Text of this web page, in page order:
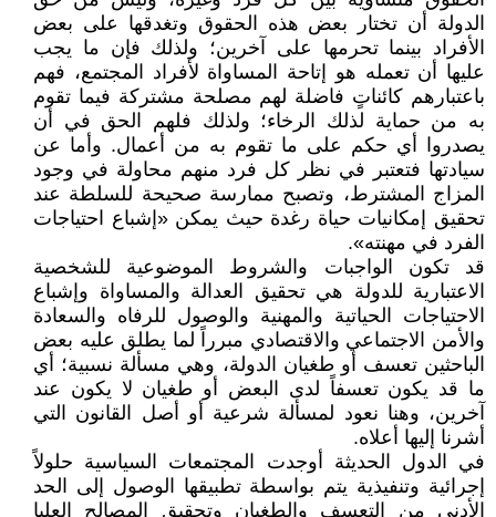
الدولة أن تختار بعض هذه الحقوق وتغدقها على بعض
الأفراد بينما تحرمها على آخرين؛ ولذلك فإن ما يجب
عليها أن تعمله هو إتاحة المساواة لأفراد المجتمع، فهم
باعتبارهم كائناتٍ فاضلة لهم مصلحة مشتركة فيما تقوم
به من حماية لذلك الرخاء؛ ولذلك فلهم الحق في أن
يصدروا أي حكم على ما تقوم به من أعمال. وأما عن
سيادتها فتعتبر في نظر كل فرد منهم محاولة في وجود
المزاج المشترط، وتصبح ممارسة صحيحة للسلطة عند
تحقيق إمكانيات حياة رغدة حيث يمكن «إشباع احتياجات
الفرد في مهنته».
قد تكون الواجبات والشروط الموضوعية للشخصية
الاعتبارية للدولة هي تحقيق العدالة والمساواة وإشباع
الاحتياجات الحياتية والمهنية والوصول للرفاه والسعادة
والأمن الاجتماعي والاقتصادي مبرراً لما يطلق عليه بعض
الباحثين تعسف أو طغيان الدولة، وهي مسألة نسبية؛ أي
ما قد يكون تعسفاً لدى البعض أو طغيان لا يكون عند
آخرين، وهنا نعود لمسألة شرعية أو أصل القانون التي
أشرنا إليها أعلاه.
في الدول الحديثة أوجدت المجتمعات السياسية حلولاً
إجرائية وتنفيذية يتم بواسطة تطبيقها الوصول إلى الحد
الأدنى من التعسف والطغيان وتحقيق المصالح العليا